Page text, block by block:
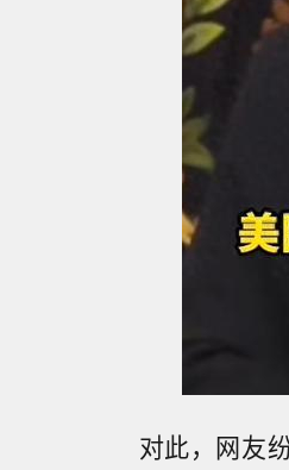
对此，网友